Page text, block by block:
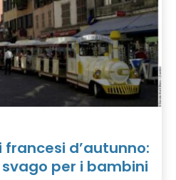
francesi d’autunno:
per i bambini